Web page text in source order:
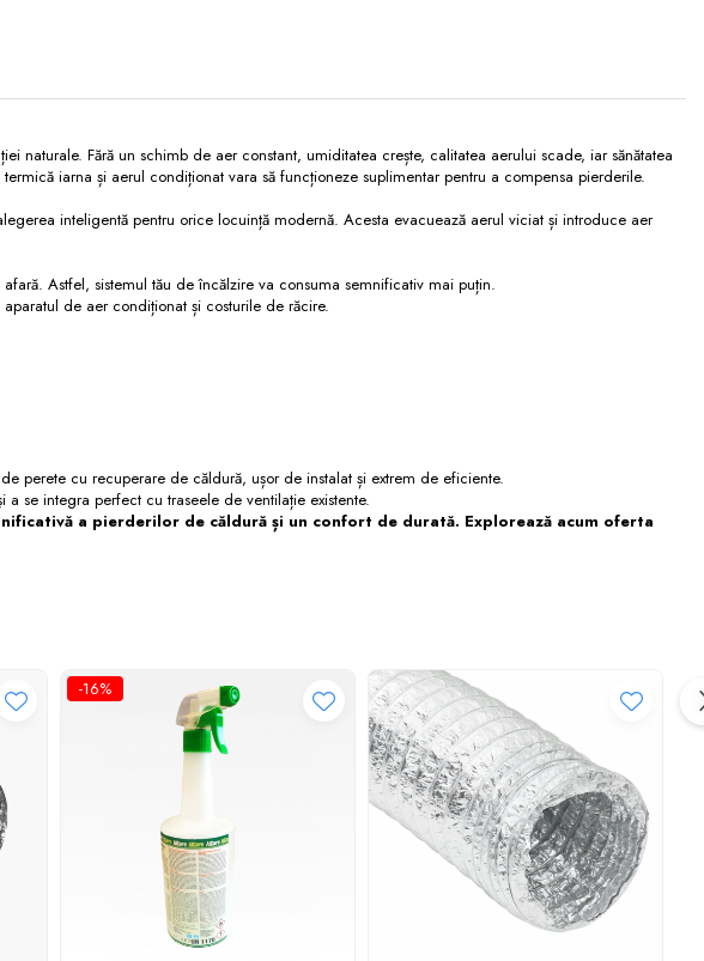
naturale. Fără un schimb de aer constant, umiditatea crește, calitatea aerului scade, iar sănătatea
iarna și aerul condiționat vara să funcționeze suplimentar pentru a compensa pierderile.
inteligentă pentru orice locuință modernă. Acesta evacuează aerul viciat și introduce aer
Astfel, sistemul tău de încălzire va consuma semnificativ mai puțin.
de aer condiționat și costurile de răcire.
perete cu recuperare de căldură, ușor de instalat și extrem de eficiente.
se integra perfect cu traseele de ventilație existente.
a pierderilor de căldură și un confort de durată. Explorează acum oferta
-16%